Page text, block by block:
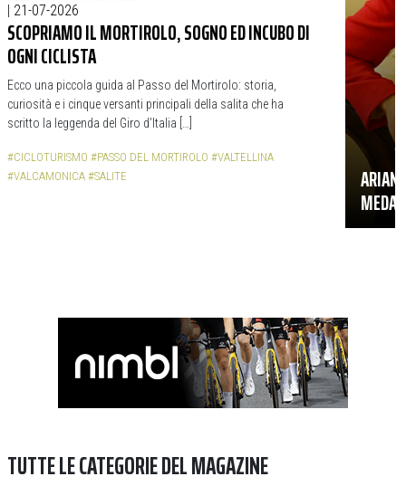
| 21-07-2026
SCOPRIAMO IL MORTIROLO, SOGNO ED INCUBO DI
OGNI CICLISTA
Ecco una piccola guida al Passo del Mortirolo: storia,
curiosità e i cinque versanti principali della salita che ha
scritto la leggenda del Giro d’Italia […]
#CICLOTURISMO #PASSO DEL MORTIROLO #VALTELLINA
#VALCAMONICA #SALITE
TUTTE LE CATEGORIE DEL MAGAZINE